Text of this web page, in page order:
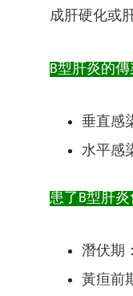
成肝硬化或
B型肝炎的
垂直感
水平感
患了B型肝
潛伏期
黃疸前